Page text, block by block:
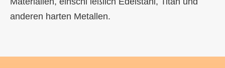
anderen harten Metallen.